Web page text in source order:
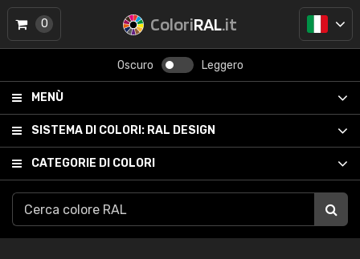
ColoriRAL.it
Oscuro Leggero
MENÙ
SISTEMA DI COLORI: RAL DESIGN
CATEGORIE DI COLORI
0